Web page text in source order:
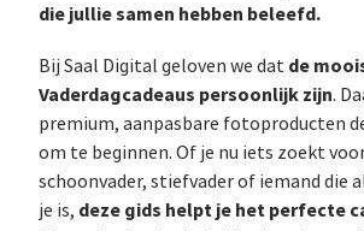
die jullie samen hebben beleefd.
Bij Saal Digital geloven we dat de
Vaderdagcadeaus persoonlijk zijn.
premium, aanpasbare fotoproducten
om te beginnen. Of je nu iets zoekt
schoonvader, stiefvader of iemand die
je is, deze gids helpt je het perfecte